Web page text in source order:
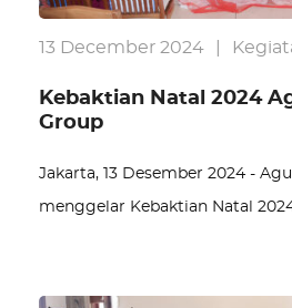
13 December 2024
Kebaktian Natal 2024
Group
Jakarta, 13 Desember 2024 -
menggelar Kebaktian Natal